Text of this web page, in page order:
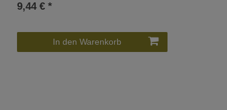
9,44 € *
In den Warenkorb